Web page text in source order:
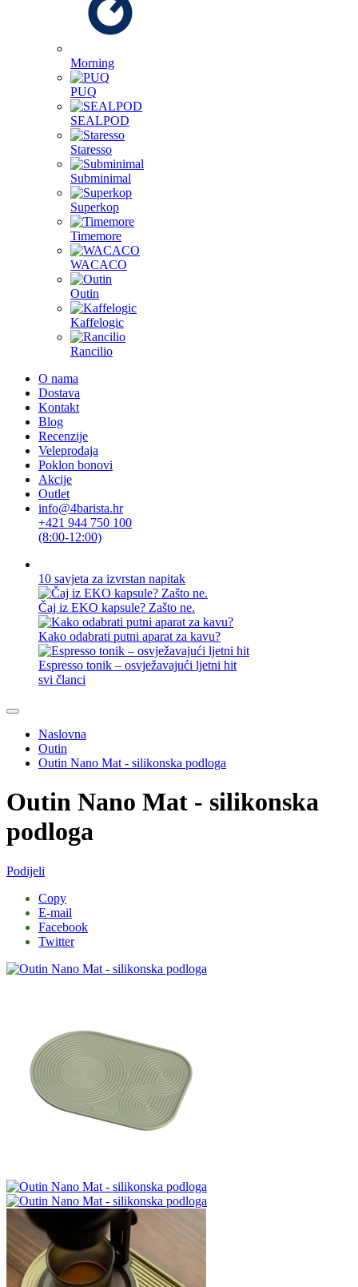
Morning
PUQ
SEALPOD
Staresso
Subminimal
Superkop
Timemore
WACACO
Outin
Kaffelogic
Rancilio
O nama
Dostava
Kontakt
Blog
Recenzije
Veleprodaja
Poklon bonovi
Akcije
Outlet
info@4barista.hr
+421 944 750 100
(8:00-12:00)
10 savjeta za izvrstan napitak
Čaj iz EKO kapsule? Zašto ne.
Kako odabrati putni aparat za kavu?
Espresso tonik – osvježavajući ljetni hit
svi članci
Naslovna
Outin
Outin Nano Mat - silikonska podloga
Outin Nano Mat - silikonska
podloga
Podijeli
Copy
E-mail
Facebook
Twitter